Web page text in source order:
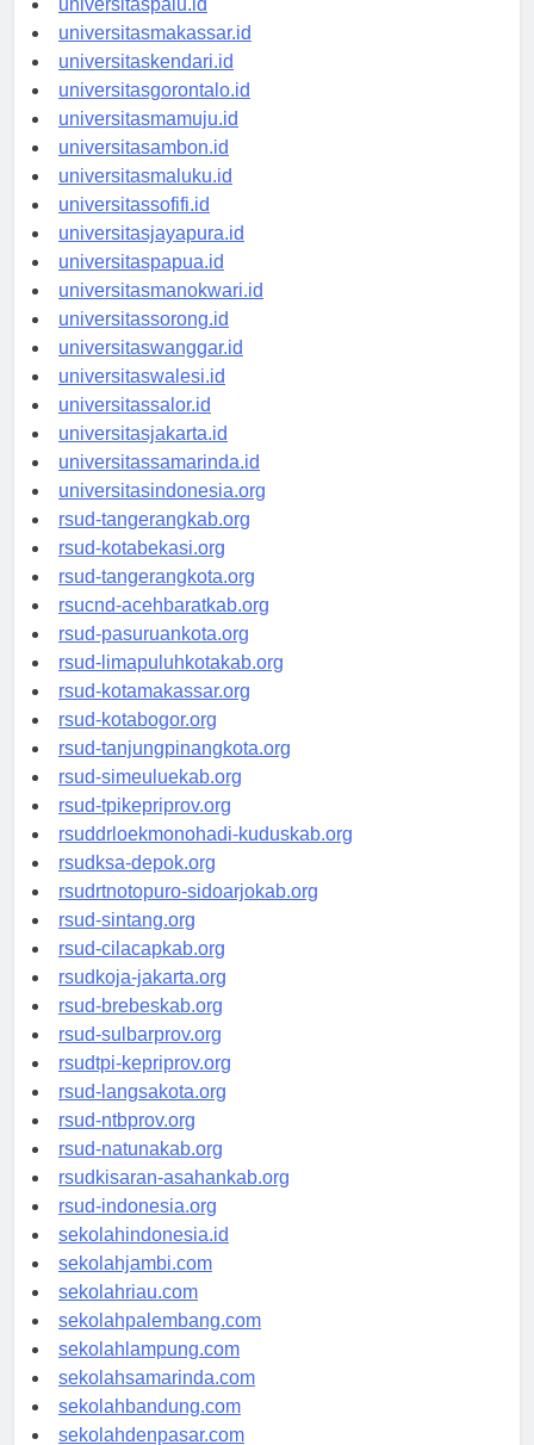
universitaspalu.id
universitasmakassar.id
universitaskendari.id
universitasgorontalo.id
universitasmamuju.id
universitasambon.id
universitasmaluku.id
universitassofifi.id
universitasjayapura.id
universitaspapua.id
universitasmanokwari.id
universitassorong.id
universitaswanggar.id
universitaswalesi.id
universitassalor.id
universitasjakarta.id
universitassamarinda.id
universitasindonesia.org
rsud-tangerangkab.org
rsud-kotabekasi.org
rsud-tangerangkota.org
rsucnd-acehbaratkab.org
rsud-pasuruankota.org
rsud-limapuluhkotakab.org
rsud-kotamakassar.org
rsud-kotabogor.org
rsud-tanjungpinangkota.org
rsud-simeuluekab.org
rsud-tpikepriprov.org
rsuddrloekmonohadi-kuduskab.org
rsudksa-depok.org
rsudrtnotopuro-sidoarjokab.org
rsud-sintang.org
rsud-cilacapkab.org
rsudkoja-jakarta.org
rsud-brebeskab.org
rsud-sulbarprov.org
rsudtpi-kepriprov.org
rsud-langsakota.org
rsud-ntbprov.org
rsud-natunakab.org
rsudkisaran-asahankab.org
rsud-indonesia.org
sekolahindonesia.id
sekolahjambi.com
sekolahriau.com
sekolahpalembang.com
sekolahlampung.com
sekolahsamarinda.com
sekolahbandung.com